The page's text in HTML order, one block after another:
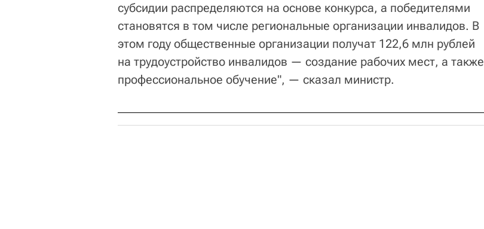
субсидии распределяются на основе конкурса, а победителями
становятся в том числе региональные организации инвалидов. В
этом году общественные организации получат 122,6 млн рублей
на трудоустройство инвалидов — создание рабочих мест, а также
профессиональное обучение", — сказал министр.